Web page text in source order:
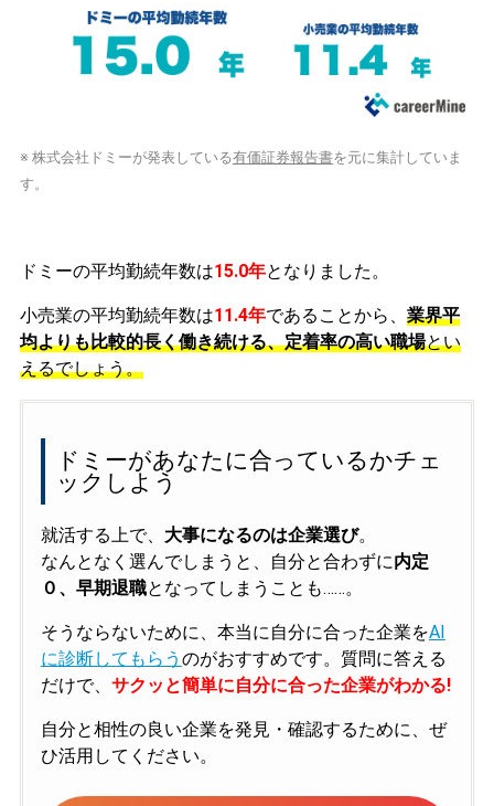
※ 株式会社ドミーが発表している有価証券報告書を元に集計していま
す。
ドミーの平均勤続年数は15.0年となりました。
小売業の平均勤続年数は11.4年であることから、 業界平
均よりも比較的長く働き続ける、定着率の高い職場とい
えるでしょう。
ドミーがあなたに合っているかチェ
ックしよう
就活する上で、 大事になるのは企業選び。
なんとなく選んでしまうと、自分と合わずに内定
０、早期退職となってしまうことも……。
そうならないために、本当に自分に合った企業をAI
に診断してもらう のがおすすめです。質問に答える
だけで、 サクッと簡単に自分に合った企業がわかる!
自分と相性の良い企業を発見・確認するために、ぜ
ひ活用してください。